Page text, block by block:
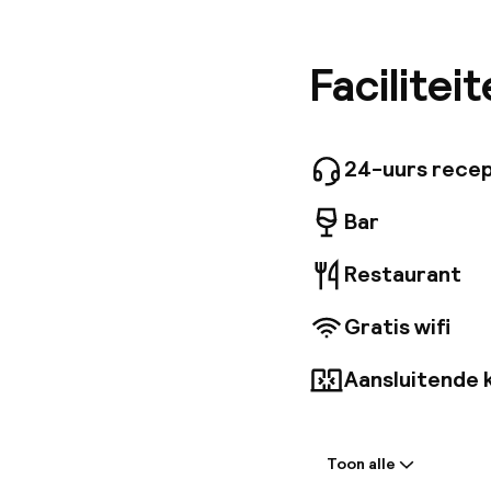
bar
24-uurs
Bar
Restaurant
Gratis wifi
Aansluitende
Toon alle